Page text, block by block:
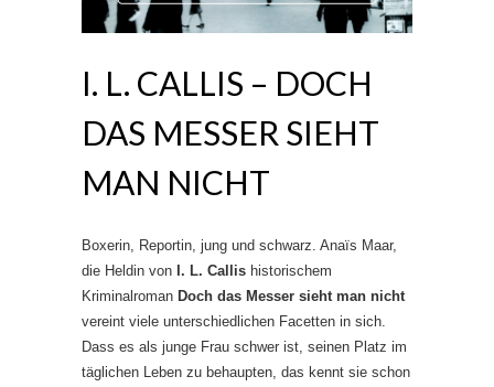
I. L. CALLIS – DOCH
DAS MESSER SIEHT
MAN NICHT
Boxerin, Reportin, jung und schwarz. Anaïs Maar,
die Heldin von I. L. Callis historischem
Kriminalroman Doch das Messer sieht man nicht
vereint viele unterschiedlichen Facetten in sich.
Dass es als junge Frau schwer ist, seinen Platz im
täglichen Leben zu behaupten, das kennt sie schon